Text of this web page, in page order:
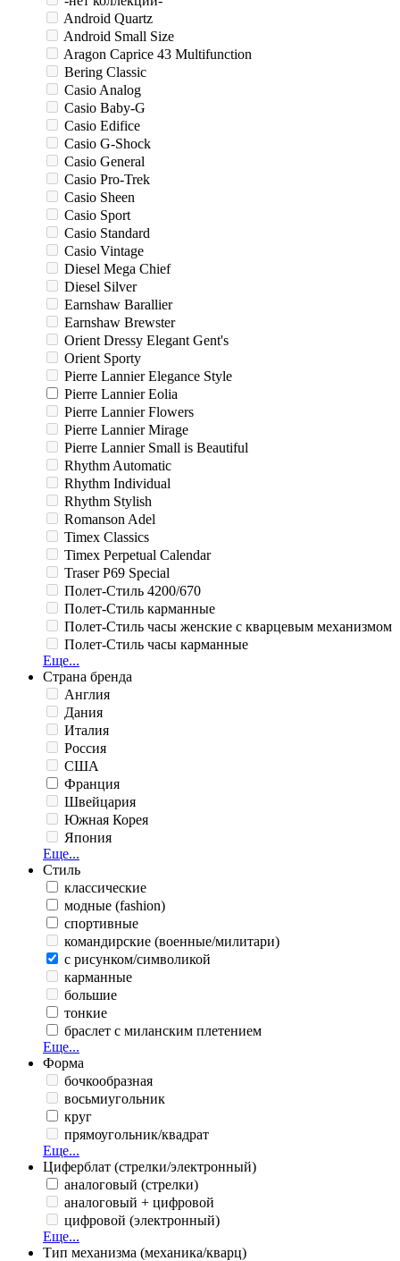
Android Quartz
Android Small Size
Aragon Caprice 43 Multifunction
Bering Classic
Casio Analog
Casio Baby-G
Casio Edifice
Casio G-Shock
Casio General
Casio Pro-Trek
Casio Sheen
Casio Sport
Casio Standard
Casio Vintage
Diesel Mega Chief
Diesel Silver
Earnshaw Barallier
Earnshaw Brewster
Orient Dressy Elegant Gent's
Orient Sporty
Pierre Lannier Elegance Style
Pierre Lannier Eolia
Pierre Lannier Flowers
Pierre Lannier Mirage
Pierre Lannier Small is Beautiful
Rhythm Automatic
Rhythm Individual
Rhythm Stylish
Romanson Adel
Timex Classics
Timex Perpetual Calendar
Traser P69 Special
Полет-Стиль 4200/670
Полет-Стиль карманные
Полет-Стиль часы женские с кварцевым механизмом
Полет-Стиль часы карманные
Еще...
Страна бренда
Англия
Дания
Италия
Россия
США
Франция
Швейцария
Южная Корея
Япония
Еще...
Стиль
классические
модные (fashion)
спортивные
командирские (военные/милитари)
с рисунком/символикой
карманные
большие
тонкие
браслет с миланским плетением
Еще...
Форма
бочкообразная
восьмиугольник
круг
прямоугольник/квадрат
Еще...
Циферблат (стрелки/электронный)
аналоговый (стрелки)
аналоговый + цифровой
цифровой (электронный)
Еще...
Тип механизма (механика/кварц)